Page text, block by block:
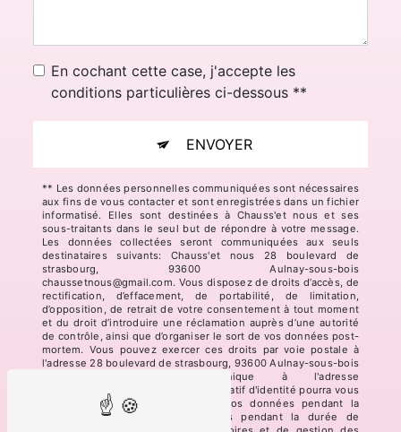
En cochant cette case, j'accepte les
conditions particulières ci-dessous **
ENVOYER
** Les données personnelles communiquées sont nécessaires
aux fins de vous contacter et sont enregistrées dans un fichier
informatisé. Elles sont destinées à Chauss'et nous et ses
sous-traitants dans le seul but de répondre à votre message.
Les données collectées seront communiquées aux seuls
destinataires suivants: Chauss'et nous 28 boulevard de
strasbourg, 93600 Aulnay-sous-bois
chaussetnous@gmail.com. Vous disposez de droits d’accès, de
rectification, d’effacement, de portabilité, de limitation,
d’opposition, de retrait de votre consentement à tout moment
et du droit d’introduire une réclamation auprès d’une autorité
de contrôle, ainsi que d’organiser le sort de vos données post-
mortem. Vous pouvez exercer ces droits par voie postale à
l'adresse 28 boulevard de strasbourg, 93600 Aulnay-sous-bois
ou par courrier électronique à l'adresse
chaussetnous@gmail.com. Un justificatif d'identité pourra vous
être demandé. Nous conservons vos données pendant la
période de prise de contact puis pendant la durée de